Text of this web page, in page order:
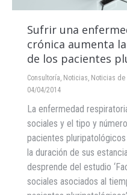
Sufrir una
crónica aumenta
de los pacientes
Consultoría, Noticias, Noticias de
04/04/2014
La enfermedad
sociales y el tipo y
pacientes
la duración de sus
desprende del estudio
sociales asociados al